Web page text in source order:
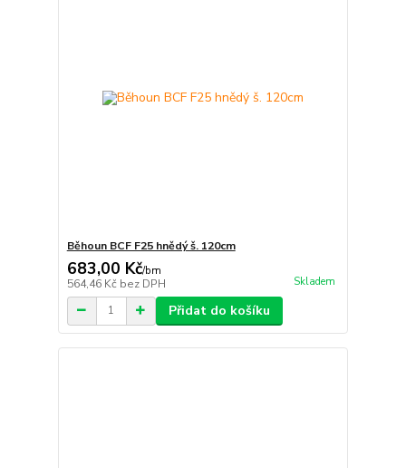
Běhoun BCF F25 hnědý š. 120cm
683,00 Kč/bm
564,46 Kč bez DPH Skladem
Přidat do košíku